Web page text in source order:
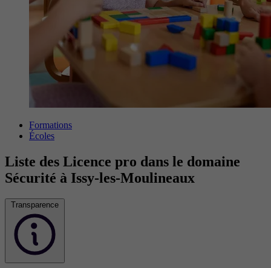
Formations
Écoles
Liste des Licence pro dans le domaine
Sécurité à Issy-les-Moulineaux
Transparence